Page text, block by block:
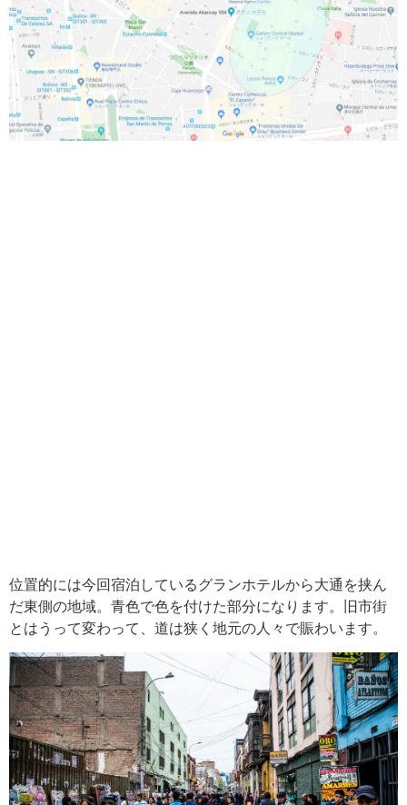
位置的には今回宿泊しているグランホテルから大通を挟ん
だ東側の地域。青色で色を付けた部分になります。旧市街
とはうって変わって、道は狭く地元の人々で賑わいます。